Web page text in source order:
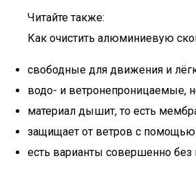
Читайте также:
Как очистить алюминиевую
свободные для движения и
водо- и ветронепроницаемые,
материал дышит, то есть
защищает от ветров с
есть варианты совершенно